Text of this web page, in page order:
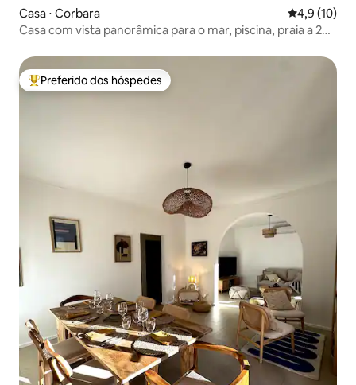
Casa ⋅ Corbara 4,9 de uma
4,9 (10)
Casa com vista panorâmica para o mar, piscina, praia a 200
Entre os melhores preferidos dos hóspedes
Preferido dos hóspedes